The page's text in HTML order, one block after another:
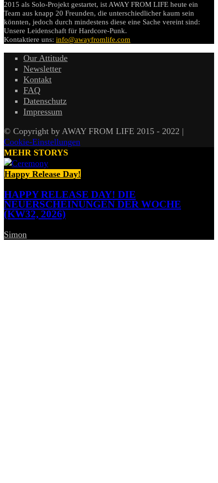
2015 als Solo-Projekt gestartet, ist AWAY FROM LIFE heute ein
Team aus knapp 20 Freunden, die unterschiedlicher kaum sein
könnten, jedoch durch mindestens diese eine Sache vereint sind:
Unsere Leidenschaft für Hardcore-Punk.
Kontaktiere uns: info@awayfromlife.com
Our Attitude
Newsletter
Kontakt
FAQ
Datenschutz
Impressum
© Copyright by AWAY FROM LIFE 2015 - 2022 |
Cookie-Einstellungen
MEHR STORYS
Happy Release Day!
HAPPY RELEASE DAY! DIE
NEUERSCHEINUNGEN DER WOCHE
(KW32, 2026)
Simon